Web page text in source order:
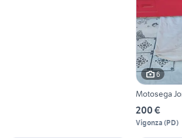
6
Motosega
200 €
Vigonza (PD)